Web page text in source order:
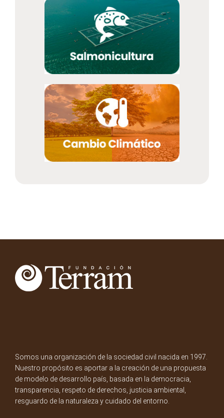
Somos una organización de la sociedad civil nacida en 1997.
Nuestro propósito es aportar a la creación de una propuesta
de modelo de desarrollo país, basada en la democracia,
transparencia, respeto de derechos, justicia ambiental,
resguardo de la naturaleza y cuidado del entorno.